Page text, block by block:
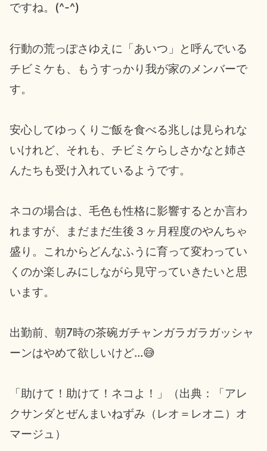
ですね。(^-^)
行動の荒っぽさゆえに「あいつ」と呼んでいる
チビミケも、もうすっかり我が家のメンバーで
す。
安心してゆっくりご飯を食べる兆しは見られな
いけれど、それも、チビミケらしさかなと姉さ
んたちも受け入れているようです。
ネコの場合は、毛色も性格に影響するとか言わ
れますが、まだまだ生後３ヶ月程度のやんちゃ
盛り。これからどんなふうに育って変わってい
くのか楽しみにしながら見守っていきたいと思
います。
出勤前、朝7時の茶碗ガチャンガラガラガッシャ
ーンはやめて欲しいけど…😅
「助けて！助けて！ネコよ！」（出典：「アレ
クサンダとぜんまいねずみ（レオ＝レオニ）オ
マージュ）